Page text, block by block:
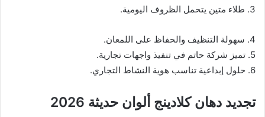
3. طلاء متين يتحمل الظروف اليومية.
4. سهولة التنظيف والحفاظ على اللمعان.
5. تميز شركة حاتم في تنفيذ واجهات تجارية.
6. حلول إبداعية تناسب هوية النشاط التجاري.
تجديد دهان كلادينج ألوان حديثة 2026